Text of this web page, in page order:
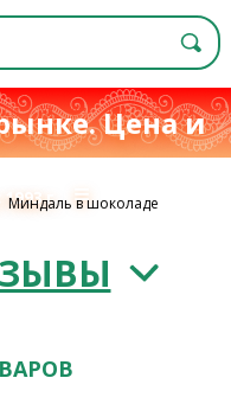
Цена и
1993 г.≡
Миндаль в шоколаде